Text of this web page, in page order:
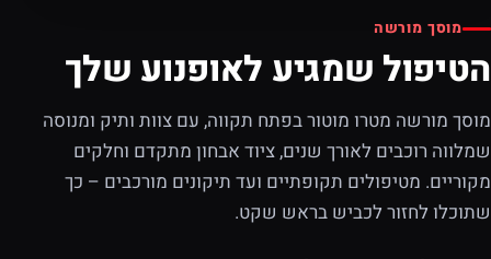
מוסך מורשה
הטיפול שמגיע לאופנוע שלך
מוסך מורשה מטרו מוטור בפתח תקווה, עם צוות ותיק ומנוסה
שמלווה רוכבים לאורך שנים, ציוד אבחון מתקדם וחלקים
מקוריים. מטיפולים תקופתיים ועד תיקונים מורכבים – כך
שתוכלו לחזור לכביש בראש שקט.